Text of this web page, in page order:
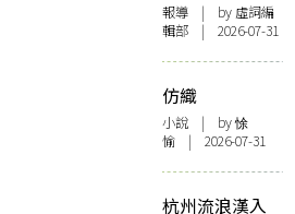
報導 | by 虛詞編
輯部 | 2026-07-31
仿織
小說 | by 悇
愉 | 2026-07-31
杭州流浪漢入